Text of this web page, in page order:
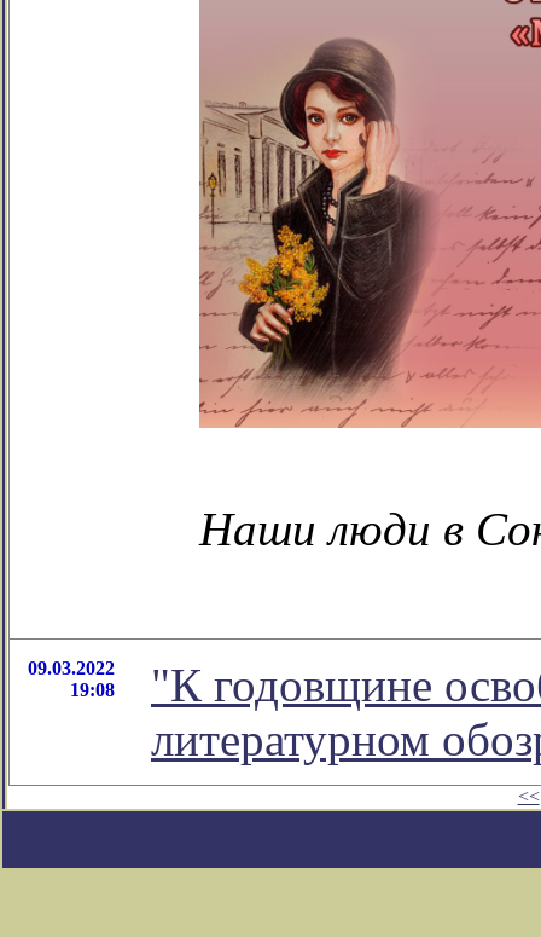
Наши люди в
09.03.2022
19:08
"К годовщине
литературном
<<